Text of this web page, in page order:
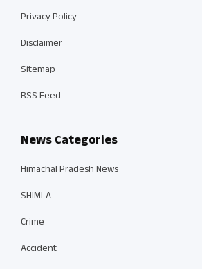
Privacy Policy
Disclaimer
Sitemap
RSS Feed
News Categories
Himachal Pradesh News
SHIMLA
Crime
Accident